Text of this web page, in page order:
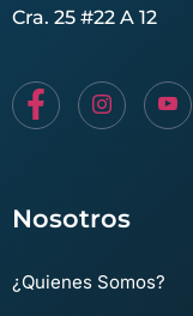
Cra. 25 #22 A 12
Nosotros
¿Quienes Somos?